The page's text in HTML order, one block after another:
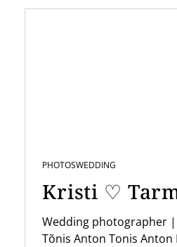
PHOTOSWEDDING
Kristi ♡
Wedding photographer
Tõnis Anton Tonis